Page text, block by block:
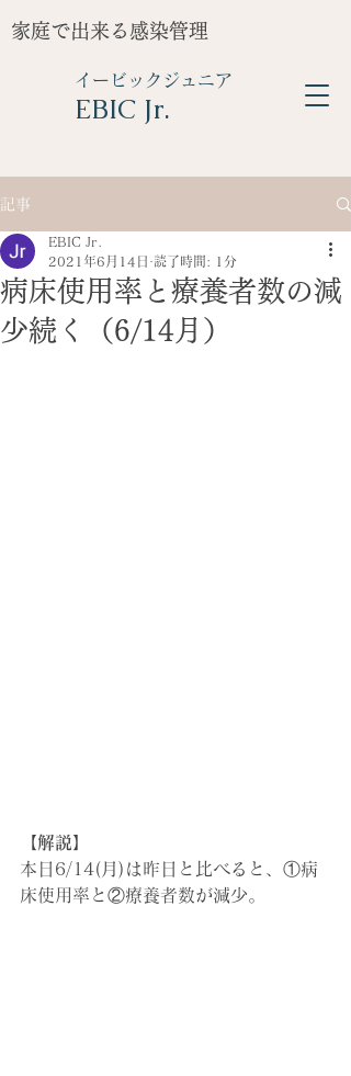
家庭で出来る感染管理
イービックジュニア
​EBIC Jr.
記事
病床使用率と療養者数の減
少続く（6/14月）
EBIC Jr.
2021年6月14日
読了時間: 1分
【解説】
本日6/14(月)は昨日と比べると、①病
床使用率と②療養者数が減少。